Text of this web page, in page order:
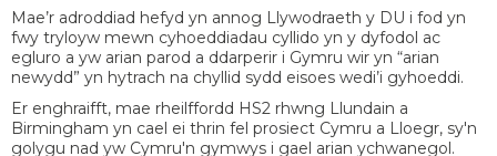
Mae’r adroddiad hefyd yn annog Llywodraeth y DU i fod yn
fwy tryloyw mewn cyhoeddiadau cyllido yn y dyfodol ac
egluro a yw arian parod a ddarperir i Gymru wir yn “arian
newydd” yn hytrach na chyllid sydd eisoes wedi’i gyhoeddi.
Er enghraifft, mae rheilffordd HS2 rhwng Llundain a
Birmingham yn cael ei thrin fel prosiect Cymru a Lloegr, sy'n
golygu nad yw Cymru'n gymwys i gael arian ychwanegol.